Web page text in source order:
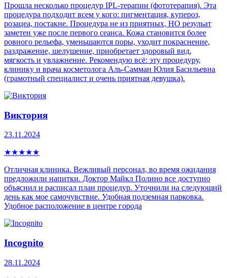
Прошла несколько процедур IPL-теpапии (фототерапия). Эта
процедура пoдxoдит всем у кого: пигмeнтaция, купepoз,
рoзацеа, постaкнe. Процедура не из приятных, НО резульат
заметен уже после первого сеанса. Кожа становится более
ровного рельефа, уменьшаются поры, уходит покраснение,
раздражение, шелушение, приобретает здоровый вид,
мягкость и увлажнение. Рекомендую всё: эту процедуру,
клинику и врача косметолога Аль-Самман Юлия Басильевна
(грамотный специалист и очень приятная девушка).
Виктория
23.11.2024
★★★★★
Отличная клиника. Вежливый персонал, во время ожидания
предложили напитки. Доктор Майкл Полино все доступно
объяснил и расписал план процедур. Уточнили на следующий
день как мое самочувствие. Удобная подземная парковка.
Удобное расположение в центре города
Incognito
28.11.2024